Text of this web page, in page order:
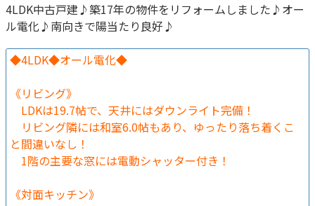
4LDK中古戸建♪築17年の物件をリフォームしました♪オー
ル電化♪南向きで陽当たり良好♪
◆4LDK◆オール電化◆
《リビング》
LDKは19.7帖で、天井にはダウンライト完備！
リビング隣には和室6.0帖もあり、ゆったり落ち着くこ
と間違いなし！
1階の主要な窓には電動シャッター付き！
《対面キッチン》